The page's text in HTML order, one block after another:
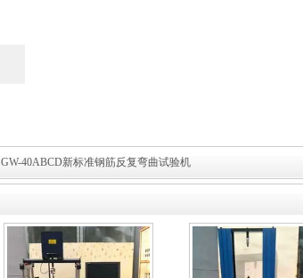
GW-40ABCD新标准钢筋反复弯曲试验机